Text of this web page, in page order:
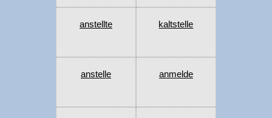
anstellte kaltstelle
anstelle anmelde